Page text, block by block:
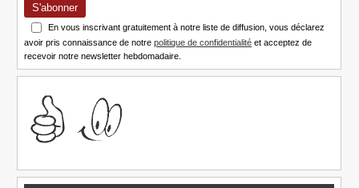
S'abonner
En vous inscrivant gratuitement à notre liste de diffusion, vous déclarez
avoir pris connaissance de notrepolitique de confidentialité et acceptez de
recevoir notre newsletter hebdomadaire.